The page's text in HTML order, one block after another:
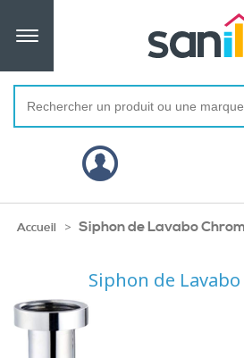
Accueil > Siphon de Lavabo
Siphon de